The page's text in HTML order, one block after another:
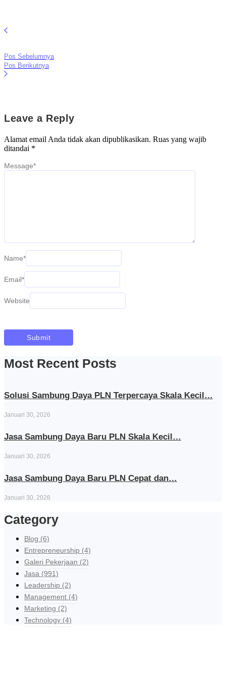
Pos Sebelumnya
Pos Berikutnya
Leave a Reply
Alamat email Anda tidak akan dipublikasikan. Ruas yang wajib
ditandai *
Message*
Name*
Email*
Website
Most Recent Posts
Solusi Sambung Daya PLN Terpercaya Skala Kecil…
Januari 30, 2026
Jasa Sambung Daya Baru PLN Skala Kecil…
Januari 30, 2026
Jasa Sambung Daya Baru PLN Cepat dan…
Januari 30, 2026
Category
Blog (6)
Entrepreneurship (4)
Galeri Pekerjaan (2)
Jasa (991)
Leadership (2)
Management (4)
Marketing (2)
Technology (4)